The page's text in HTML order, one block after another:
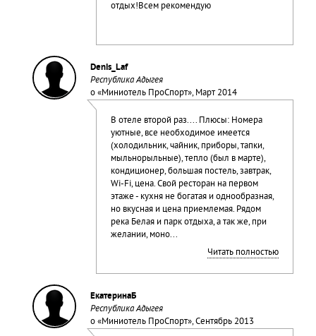
отдых!Всем рекомендую
Denis_Laf
Республика Адыгея
о «Миниотель ПроСпорт», Март 2014
В отеле второй раз.... Плюсы: Номера
уютные, все необходимое имеется
(холодильник, чайник, приборы, тапки,
мыльнорыльные), тепло (был в марте),
кондиционер, большая постель, завтрак,
Wi-Fi, цена. Свой ресторан на первом
этаже - кухня не богатая и однообразная,
но вкусная и цена приемлемая. Рядом
река Белая и парк отдыха, а так же, при
желании, моно...
Читать полностью
ЕкатеринаБ
Республика Адыгея
о «Миниотель ПроСпорт», Сентябрь 2013